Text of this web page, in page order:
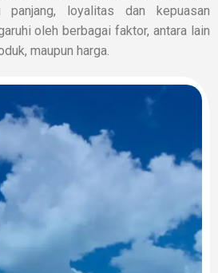
loyalitas dan kepuasan
oleh berbagai faktor, antara lain
maupun harga.